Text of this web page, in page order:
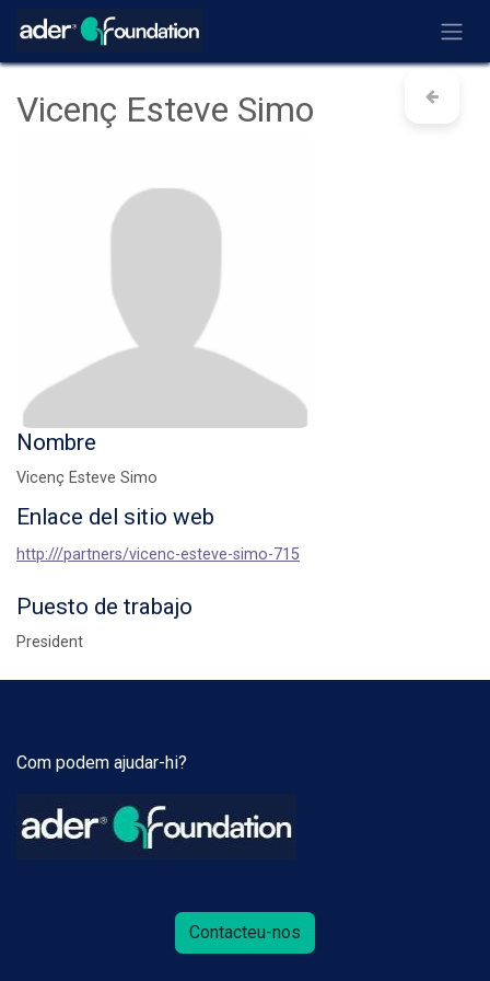
Ir al contenido
Vicenç Esteve Simo
Nombre
Vicenç Esteve Simo
Enlace del sitio web
http:///partners/vicenc-esteve-simo-715
Puesto de trabajo
President
Com podem ajudar-hi?
Contacteu-nos